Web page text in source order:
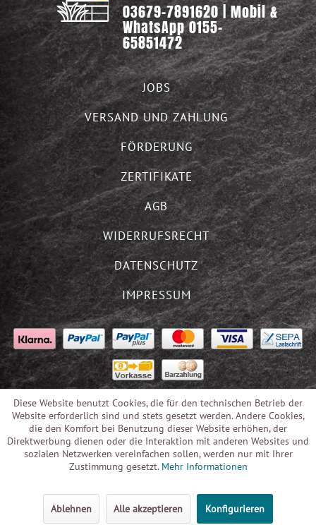
03679-7891620 | Mobil &
WhatsApp 0155-
65851472
JOBS
VERSAND UND ZAHLUNG
FÖRDERUNG
ZERTIFIKATE
AGB
WIDERRUFSRECHT
DATENSCHUTZ
IMPRESSUM
Diese Website benutzt Cookies, die für den technischen Betrieb der
Website erforderlich sind und stets gesetzt werden. Andere Cookies,
die den Komfort bei Benutzung dieser Website erhöhen, der
Direktwerbung dienen oder die Interaktion mit anderen Websites und
sozialen Netzwerken vereinfachen sollen, werden nur mit Ihrer
Zustimmung gesetzt. Mehr Informationen
Ablehnen Alle akzeptieren Konfigurieren